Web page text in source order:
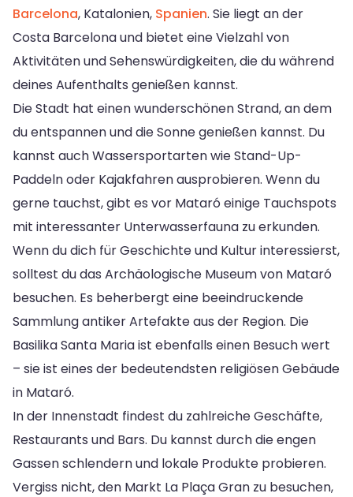
Barcelona, Katalonien, Spanien. Sie liegt an der
Costa Barcelona und bietet eine Vielzahl von
Aktivitäten und Sehenswürdigkeiten, die du während
deines Aufenthalts genießen kannst.
Die Stadt hat einen wunderschönen Strand, an dem
du entspannen und die Sonne genießen kannst. Du
kannst auch Wassersportarten wie Stand-Up-
Paddeln oder Kajakfahren ausprobieren. Wenn du
gerne tauchst, gibt es vor Mataró einige Tauchspots
mit interessanter Unterwasserfauna zu erkunden.
Wenn du dich für Geschichte und Kultur interessierst,
solltest du das Archäologische Museum von Mataró
besuchen. Es beherbergt eine beeindruckende
Sammlung antiker Artefakte aus der Region. Die
Basilika Santa Maria ist ebenfalls einen Besuch wert
– sie ist eines der bedeutendsten religiösen Gebäude
in Mataró.
In der Innenstadt findest du zahlreiche Geschäfte,
Restaurants und Bars. Du kannst durch die engen
Gassen schlendern und lokale Produkte probieren.
Vergiss nicht, den Markt La Plaça Gran zu besuchen,